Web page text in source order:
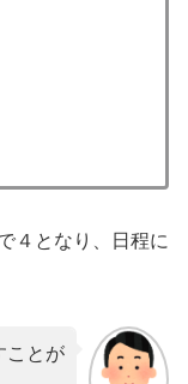
４となり、日程に
ことが